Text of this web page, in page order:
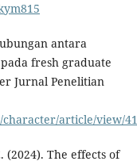
antara
fresh graduate
Jurnal Penelitian
article/view/
(2024). The effects of